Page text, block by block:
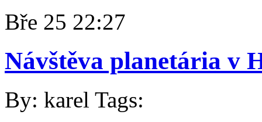
Bře 25 22:27
Návštěva planetária v
By: karel Tags: